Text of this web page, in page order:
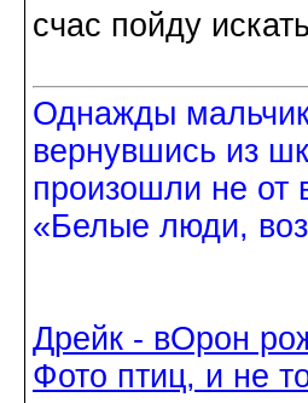
счас пойду
Однажды
вернувшись из
произошли не от
«Белые люди,
Дрейк - вОрон
Фото птиц, и не